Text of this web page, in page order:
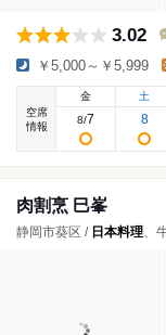
3.02
￥5,000～￥5,999
空席
情報
金
8/7
土
8
肉割烹 巳峯
静岡市葵区 / 日本料理、